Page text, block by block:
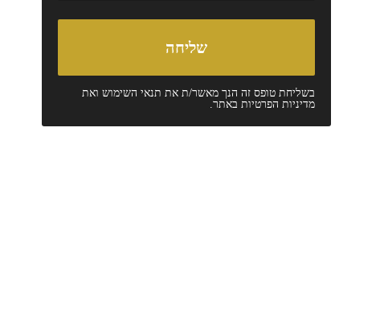
בשליחת טופס זה הנך מאשר/ת את תנאי השימושואת
מדיניות הפרטיותבאתר.